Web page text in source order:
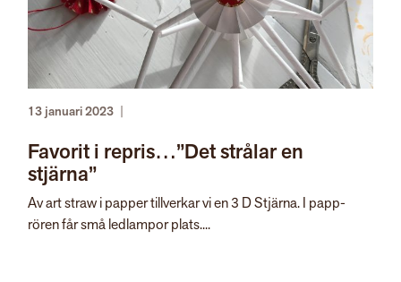
13 januari 2023
Favorit i repris…”Det strålar en
stjärna”
Av art straw i papper tillverkar vi en 3 D Stjärna. I papp-
rören får små ledlampor plats....